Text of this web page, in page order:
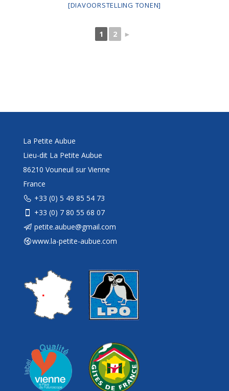
[DIAVOORSTELLING TONEN]
1 2 ►
La Petite Aubue
Lieu-dit La Petite Aubue
86210 Vouneuil sur Vienne
France
+33 (0) 5 49 85 54 73
+33 (0) 7 80 55 68 07
petite.aubue@gmail.com
www.la-petite-aubue.com